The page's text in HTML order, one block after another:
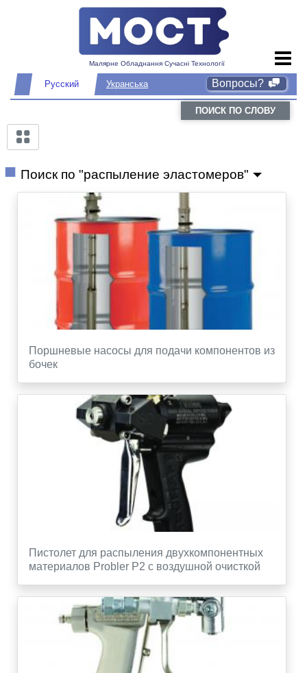
Малярне Обладнання Сучасні Технології
Русский Укранська Вопросы?
ПОИСК ПО СЛОВУ
Поиск по "распыление эластомеров"
Поршневые насосы для подачи компонентов из
бочек
Пистолет для распыления двухкомпонентных
материалов Probler P2 с воздушной очисткой